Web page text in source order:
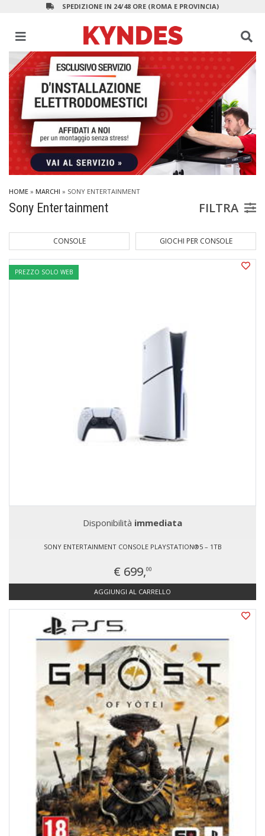
SPEDIZIONE IN 24/48 ORE (ROMA E PROVINCIA)
HOME » MARCHI » SONY ENTERTAINMENT
Sony Entertainment FILTRA
CONSOLE GIOCHI PER CONSOLE
PREZZO SOLO WEB
Disponibilità immediata
SONY ENTERTAINMENT CONSOLE PLAYSTATION®5 – 1TB
€ 699,00
AGGIUNGI AL CARRELLO